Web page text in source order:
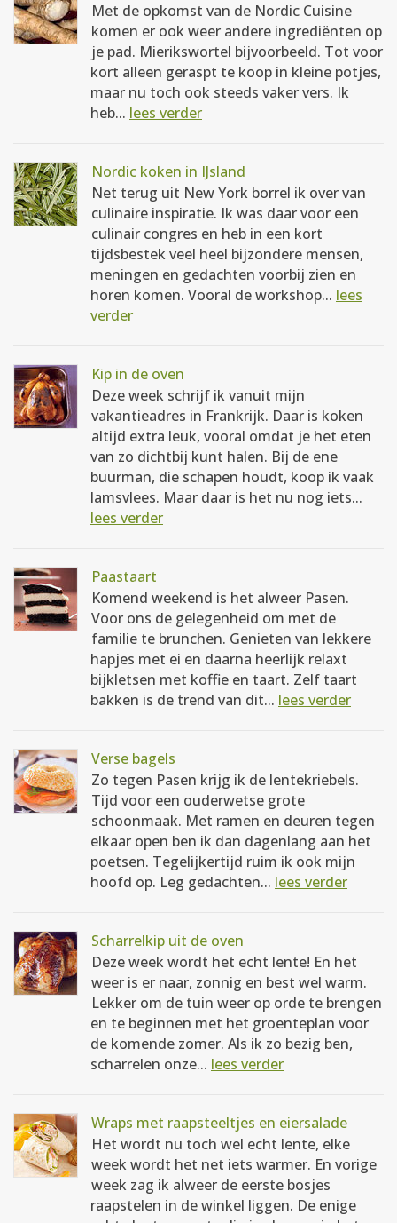
Met de opkomst van de Nordic Cuisine
komen er ook weer andere ingrediënten op
je pad. Mierikswortel bijvoorbeeld. Tot voor
kort alleen geraspt te koop in kleine potjes,
maar nu toch ook steeds vaker vers. Ik
heb... lees verder
Nordic koken in IJsland
Net terug uit New York borrel ik over van
culinaire inspiratie. Ik was daar voor een
culinair congres en heb in een kort
tijdsbestek veel heel bijzondere mensen,
meningen en gedachten voorbij zien en
horen komen. Vooral de workshop... lees
verder
Kip in de oven
Deze week schrijf ik vanuit mijn
vakantieadres in Frankrijk. Daar is koken
altijd extra leuk, vooral omdat je het eten
van zo dichtbij kunt halen. Bij de ene
buurman, die schapen houdt, koop ik vaak
lamsvlees. Maar daar is het nu nog iets...
lees verder
Paastaart
Komend weekend is het alweer Pasen.
Voor ons de gelegenheid om met de
familie te brunchen. Genieten van lekkere
hapjes met ei en daarna heerlijk relaxt
bijkletsen met koffie en taart. Zelf taart
bakken is de trend van dit... lees verder
Verse bagels
Zo tegen Pasen krijg ik de lentekriebels.
Tijd voor een ouderwetse grote
schoonmaak. Met ramen en deuren tegen
elkaar open ben ik dan dagenlang aan het
poetsen. Tegelijkertijd ruim ik ook mijn
hoofd op. Leg gedachten... lees verder
Scharrelkip uit de oven
Deze week wordt het echt lente! En het
weer is er naar, zonnig en best wel warm.
Lekker om de tuin weer op orde te brengen
en te beginnen met het groenteplan voor
de komende zomer. Als ik zo bezig ben,
scharrelen onze... lees verder
Wraps met raapsteeltjes en eiersalade
Het wordt nu toch wel echt lente, elke
week wordt het net iets warmer. En vorige
week zag ik alweer de eerste bosjes
raapstelen in de winkel liggen. De enige